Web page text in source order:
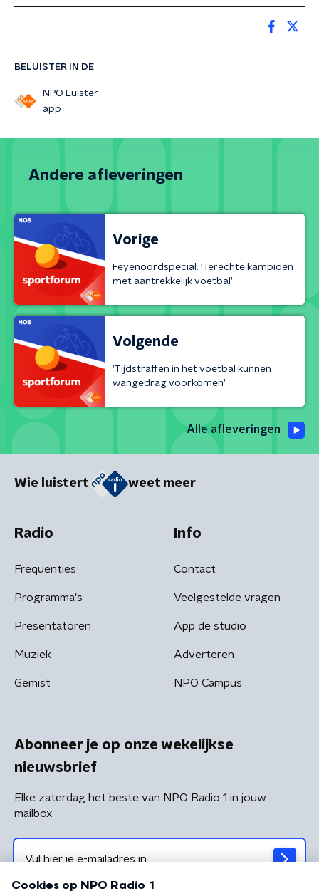
BELUISTER IN DE
NPO Luister
app
Andere afleveringen
Vorige
Feyenoordspecial: 'Terechte kampioen
met aantrekkelijk voetbal'
Volgende
'Tijdstraffen in het voetbal kunnen
wangedrag voorkomen'
Alle afleveringen
Wie luistert weet meer
Radio
Frequenties
Programma's
Presentatoren
Muziek
Gemist
Info
Contact
Veelgestelde vragen
App de studio
Adverteren
NPO Campus
Abonneer je op onze wekelijkse
nieuwsbrief
Elke zaterdag het beste van NPO Radio 1 in jouw
mailbox